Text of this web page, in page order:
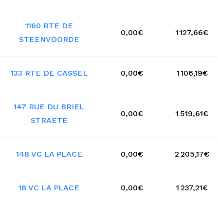
1160 RTE DE
STEENVOORDE
0,00€ 1 127,66€
133 RTE DE CASSEL 0,00€ 1 106,19€
147 RUE DU BRIEL
STRAETE
0,00€ 1 519,61€
148 VC LA PLACE 0,00€ 2 205,17€
18 VC LA PLACE 0,00€ 1 237,21€